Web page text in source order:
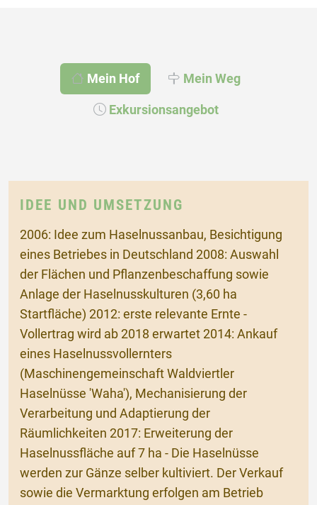
Mein Hof Mein Weg
Exkursionsangebot
IDEE UND UMSETZUNG
2006: Idee zum Haselnussanbau, Besichtigung
eines Betriebes in Deutschland 2008: Auswahl
der Flächen und Pflanzenbeschaffung sowie
Anlage der Haselnusskulturen (3,60 ha
Startfläche) 2012: erste relevante Ernte -
Vollertrag wird ab 2018 erwartet 2014: Ankauf
eines Haselnussvollernters
(Maschinengemeinschaft Waldviertler
Haselnüsse 'Waha'), Mechanisierung der
Verarbeitung und Adaptierung der
Räumlichkeiten 2017: Erweiterung der
Haselnussfläche auf 7 ha - Die Haselnüsse
werden zur Gänze selber kultiviert. Der Verkauf
sowie die Vermarktung erfolgen am Betrieb